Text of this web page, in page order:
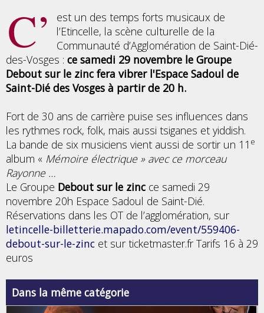
C’
est un des temps forts musicaux de
l’Etincelle, la scène culturelle de la
Communauté d’Agglomération de Saint-Dié-
des-Vosges : ce samedi 29 novembre le Groupe
Debout sur le zinc fera vibrer l'Espace Sadoul de
Saint-Dié des Vosges à partir de 20 h.
Fort de 30 ans de carrière puise ses influences dans
les rythmes rock, folk, mais aussi tsiganes et yiddish.
La bande de six musiciens vient aussi de sortir un 11 e
album « Mémoire électrique » avec ce morceau
Rayonne …
Le Groupe Debout sur le zinc ce samedi 29
novembre 20h Espace Sadoul de Saint-Dié.
Réservations dans les OT de l’agglomération, sur
letincelle-billetterie.mapado.com/event/559406-
debout-sur-le-zinc et sur ticketmaster.fr Tarifs 16 à 29
euros
Dans la même catégorie